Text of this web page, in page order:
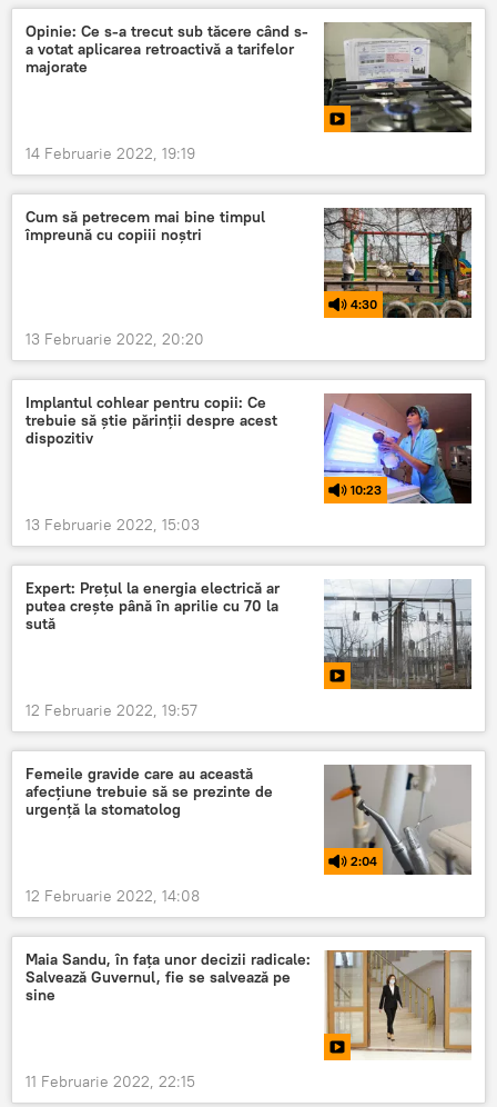
Opinie: Ce s-a trecut sub tăcere când s-
a votat aplicarea retroactivă a tarifelor
majorate
14 Februarie 2022, 19:19
Cum să petrecem mai bine timpul
împreună cu copiii noștri
4:30
13 Februarie 2022, 20:20
Implantul cohlear pentru copii: Ce
trebuie să știe părinții despre acest
dispozitiv
10:23
13 Februarie 2022, 15:03
Expert: Prețul la energia electrică ar
putea crește până în aprilie cu 70 la
sută
12 Februarie 2022, 19:57
Femeile gravide care au această
afecțiune trebuie să se prezinte de
urgență la stomatolog
2:04
12 Februarie 2022, 14:08
Maia Sandu, în fața unor decizii radicale:
Salvează Guvernul, fie se salvează pe
sine
11 Februarie 2022, 22:15